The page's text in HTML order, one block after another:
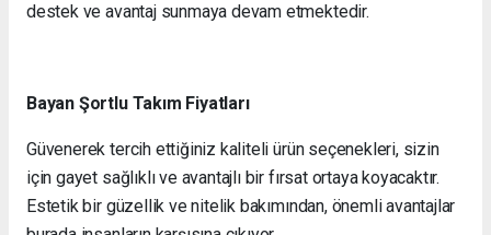
destek ve avantaj sunmaya devam etmektedir.
Bayan Şortlu Takım Fiyatları
Güvenerek tercih ettiğiniz kaliteli ürün seçenekleri, sizin
için gayet sağlıklı ve avantajlı bir fırsat ortaya koyacaktır.
Estetik bir güzellik ve nitelik bakımından, önemli avantajlar